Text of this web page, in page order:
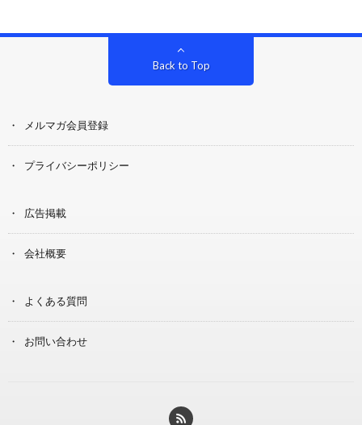
Back to Top
メルマガ会員登録
プライバシーポリシー
広告掲載
会社概要
よくある質問
お問い合わせ